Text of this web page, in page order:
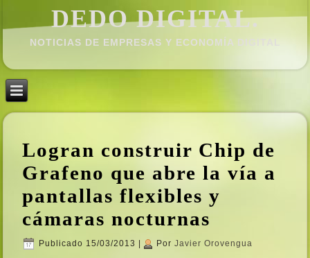
DEDO DIGITAL.
NOTICIAS DE EMPRESAS Y ECONOMÍ­A DIGITAL
Logran construir Chip de
Grafeno que abre la ví­a a
pantallas flexibles y
cámaras nocturnas
Publicado 15/03/2013 Por Javier Orovengua